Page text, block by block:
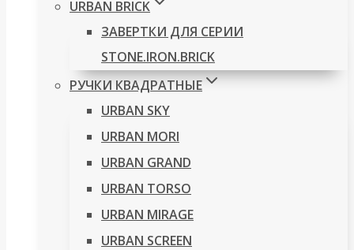
URBAN BRICK
ЗАВЕРТКИ ДЛЯ СЕРИИ
STONE.IRON.BRICK
РУЧКИ КВАДРАТНЫЕ
URBAN SKY
URBAN MORI
URBAN GRAND
URBAN TORSO
URBAN MIRAGE
URBAN SCREEN